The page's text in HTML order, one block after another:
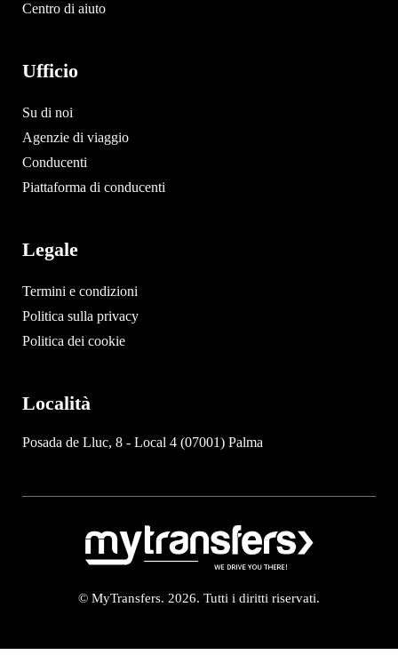
Centro di aiuto
Ufficio
Su di noi
Agenzie di viaggio
Conducenti
Piattaforma di conducenti
Legale
Termini e condizioni
Politica sulla privacy
Politica dei cookie
Località
Posada de Lluc, 8 - Local 4 (07001) Palma
© MyTransfers. 2026. Tutti i diritti riservati.